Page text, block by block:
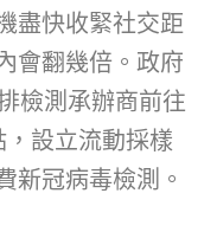
盡快收緊社交距
會翻幾倍。政府
檢測承辦商前往
設立流動採樣
新冠病毒檢測。